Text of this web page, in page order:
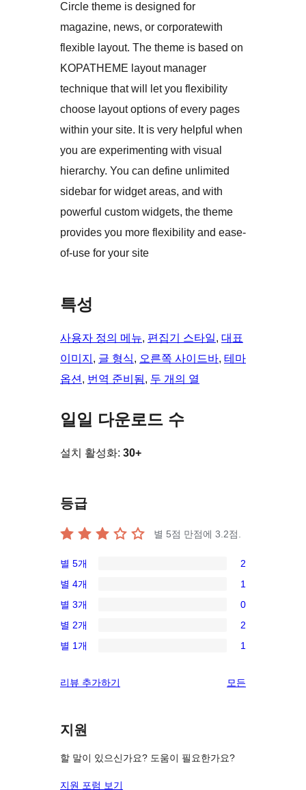
Circle theme is designed for
magazine, news, or corporatewith
flexible layout. The theme is based on
KOPATHEME layout manager
technique that will let you flexibility
choose layout options of every pages
within your site. It is very helpful when
you are experimenting with visual
hierarchy. You can define unlimited
sidebar for widget areas, and with
powerful custom widgets, the theme
provides you more flexibility and ease-
of-use for your site
특성
사용자 정의 메뉴, 편집기 스타일, 대표
이미지 , 글 형식, 오른쪽 사이드바, 테마
옵션 , 번역 준비됨, 두 개의 열
일일 다운로드 수
설치 활성화: 30+
등급
별 5점 만점에 3.2점.
2/5-
별
점
후
기
별 5개 2
1/4-
별
점
후
별 4개 1
0/3-
별
점
기
별 3개 0
2/2-
별
후
별 2개 2
1/1-
점
기
별 1개 1
리뷰 추가하기 모든
지원
할 말이 있으신가요? 도움이 필요한가요?
지원 포럼 보기